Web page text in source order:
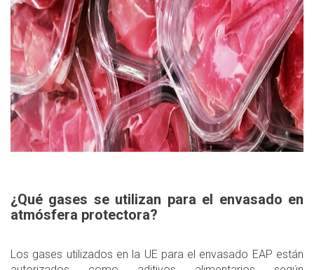
¿Qué gases se utilizan para el envasado en
atmósfera protectora?
Los gases utilizados en la UE para el envasado EAP están